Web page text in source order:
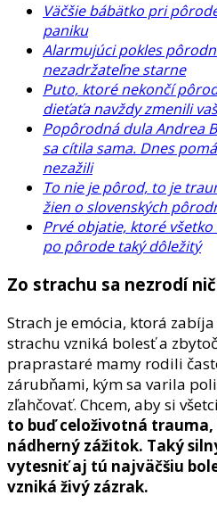
Väčšie bábätko pri
paniku
Alarmujúci pokles
nezadržateľne starne
Puto, ktoré nekončí
dieťaťa navždy zmenili
Popôrodná dula Andrea
sa cítila sama. Dnes
nezažili
To nie je pôrod, to je
žien o slovenských
Prvé objatie, ktoré
po pôrode taký dôležitý
Zo strachu sa nezrodí
Strach je emócia, ktorá
strachu vzniká bolesť a
praprastaré mamy rodili
zárubňami, kým sa varila
zľahčovať. Chcem, aby si
to buď celoživotná
nádherný zážitok. Taký
vytesniť aj tú najväčšiu
vzniká živý zázrak.